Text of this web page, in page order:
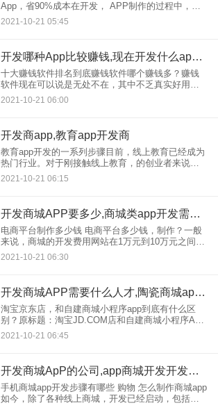
App，省90%成本在开发， APP制作的过程中，我
们总是会遇到各种各样的问题。为了让开发更有效
率，我们通常使用许多开发工具，除了程序员的专
2021-10-21 05:45
开发哪种App比较赚钱,现在开发什么app赚钱
十大赚钱软件排名到底赚钱软件哪个赚钱多？赚钱
软件现在可以说是无处不在，其中不乏真实好用的
软件，但是可能需要一些时间让朋友们去选择，因
为广告往往和现实有点不一样，不全尝试很难找到
2021-10-21 06:00
开发商app,教育app开发商
教育app开发的一系列步骤目前，线上教育已经成为
热门行业。对于刚接触线上教育，的创业者来说，
他们对app开发，教育的一系列工作流程并不熟悉下
面，从软件开发厂商的角度，我们将介绍开发前
2021-10-21 06:15
开发商城APP要多少,商城类app开发需要多少钱
电商平台制作多少钱 电商平台多少钱，制作？一般
来说，商城的开发费用网站在1万元到10万元之间。
具体的费用主要看商家的需求和商家的预算。下面
希索普边肖将和大家一起看看。在线商城开发需要
2021-10-21 06:30
开发商城APP需要什么人才,陶瓷商城app开发
淘宝京东店，和自建商城小程序app到底有什么区
别？原标题：淘宝JD.COM店和自建商城小程序App
有什么区别？ 各位老板，电商下半年已经开始了。
短视频电商，社交电商…有越来越多的新玩法。你
2021-10-21 06:45
开发商城ApP的公司,app商城开发开发多少钱
手机商城app开发步骤有哪些 购物 怎么制作商城app
如今，除了各种线上商城，开发已经启动，包括前